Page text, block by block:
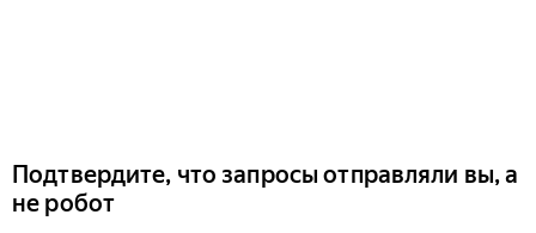
Подтвердите, что запросы отправляли вы, а
не робот